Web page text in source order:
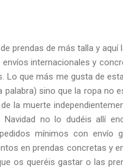
prendas de más talla y aquí
internacionales y
Lo que más me gusta de
sino que la ropa no
la muerte
no lo dudéis allí
mínimos con envío
en prendas concretas y
os queréis gastar o las